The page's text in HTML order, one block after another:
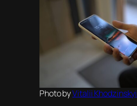
Photo byVitalii Khodzinskyi